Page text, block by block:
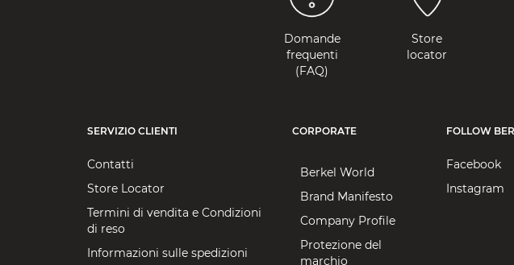
Domande
frequenti
(FAQ)
Store
locator
SERVIZIO CLIENTI
Contatti
Store Locator
Termini di vendita e Condizioni
di reso
Informazioni sulle spedizioni
CORPORATE
Berkel World
Brand Manifesto
Company Profile
Protezione del
marchio
FOLLOW
Facebook
Instagram